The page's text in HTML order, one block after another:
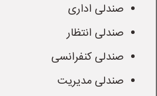
صندلی اداری
صندلی انتظار
صندلی کنفرانسی
صندلی مدیریت